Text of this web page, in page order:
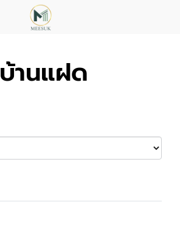
บ้านแฝด